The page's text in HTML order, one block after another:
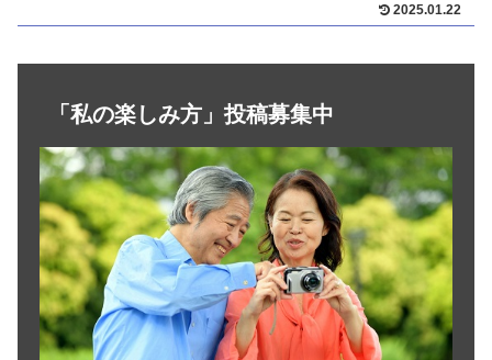
は、ただデッサンするのではなく、自分
い、筆使いまで観察すれば、絵を描く技
2025.01.22
「私の楽しみ方」投稿募集中